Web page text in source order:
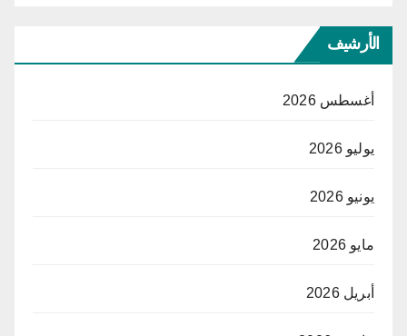
الأرشيف
أغسطس 2026
يوليو 2026
يونيو 2026
مايو 2026
أبريل 2026